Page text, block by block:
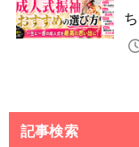
記事検索